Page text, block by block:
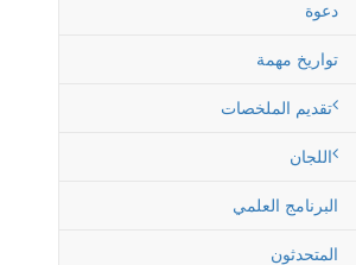
دعوة
تواريخ مهمة
تقديم الملخصات
اللجان
البرنامج العلمي
المتحدثون